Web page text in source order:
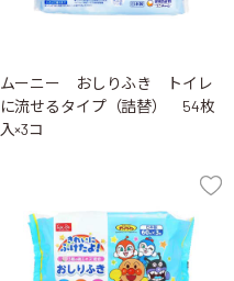
ムーニー おしりふき トイレ
に流せるタイプ（詰替） 54枚
入×3コ